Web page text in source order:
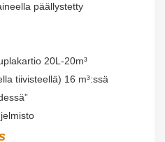
päällystetty
20L-20m³
tiivisteellä) 16 m³:ssä